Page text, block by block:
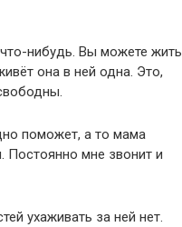
нибудь. Вы можете жить
она в ней одна. Это,
поможет, а то мама
Постоянно мне звонит и
ухаживать за ней нет.